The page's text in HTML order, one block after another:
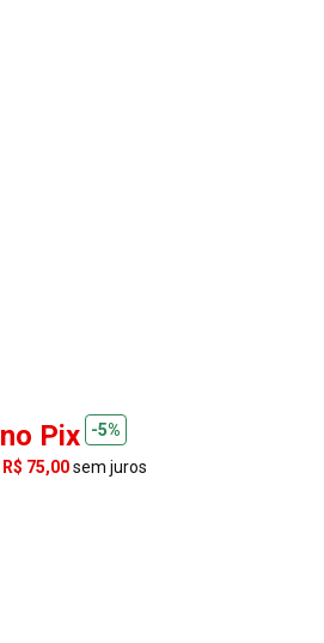
no Pix
-5%
R$ 75,00sem juros